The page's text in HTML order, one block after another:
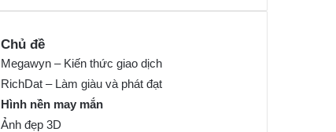
Chủ đề
Megawyn – Kiến thức giao dịch
RichDat – Làm giàu và phát đạt
Hình nền may mắn
Ảnh đẹp 3D